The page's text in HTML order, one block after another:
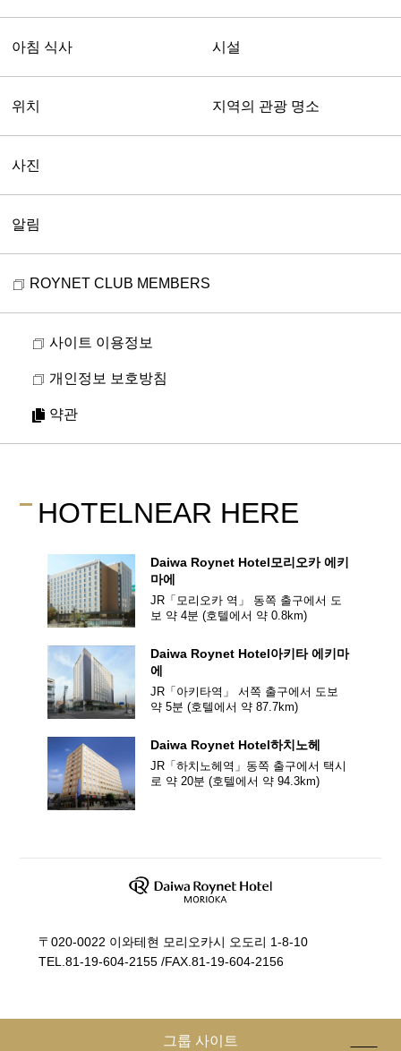
아침 식사 시설
위치 지역의 관광 명소
사진
알림
ROYNET CLUB MEMBERS
사이트 이용정보
개인정보 보호방침
약관
HOTELNEAR HERE
Daiwa Roynet Hotel모리오카 에키
마에
JR「모리오카 역」 동쪽 출구에서 도
보 약 4분 (호텔에서 약0.8km)
Daiwa Roynet Hotel아키타 에키마
에
JR「아키타역」 서쪽 출구에서 도보
약 5분 (호텔에서 약87.7km)
Daiwa Roynet Hotel하치노헤
JR「하치노헤역」동쪽 출구에서 택시
로 약 20분 (호텔에서 약94.3km)
〒020-0022 이와테현 모리오카시 오도리 1-8-10
TEL. 81-19-604-2155 /FAX.81-19-604-2156
그룹 사이트